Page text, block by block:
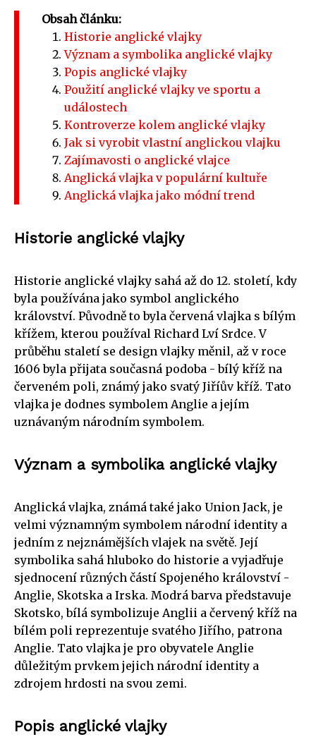
Obsah článku:
Historie anglické vlajky
Význam a symbolika anglické vlajky
Popis anglické vlajky
Použití anglické vlajky ve sportu a
událostech
Kontroverze kolem anglické vlajky
Jak si vyrobit vlastní anglickou vlajku
Zajímavosti o anglické vlajce
Anglická vlajka v populární kultuře
Anglická vlajka jako módní trend
Historie anglické vlajky
Historie anglické vlajky sahá až do 12. století, kdy
byla používána jako symbol anglického
království. Původně to byla červená vlajka s bílým
křížem, kterou používal Richard Lví Srdce. V
průběhu staletí se design vlajky měnil, až v roce
1606 byla přijata současná podoba - bílý kříž na
červeném poli, známý jako svatý Jiříův kříž. Tato
vlajka je dodnes symbolem Anglie a jejím
uznávaným národním symbolem.
Význam a symbolika anglické vlajky
Anglická vlajka, známá také jako Union Jack, je
velmi významným symbolem národní identity a
jedním z nejznámějších vlajek na světě. Její
symbolika sahá hluboko do historie a vyjadřuje
sjednocení různých částí Spojeného království -
Anglie, Skotska a Irska. Modrá barva představuje
Skotsko, bílá symbolizuje Anglii a červený kříž na
bílém poli reprezentuje svatého Jiřího, patrona
Anglie. Tato vlajka je pro obyvatele Anglie
důležitým prvkem jejich národní identity a
zdrojem hrdosti na svou zemi.
Popis anglické vlajky